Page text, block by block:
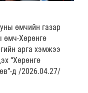
өмчийн газар
өмч-Хөрөнгө
арга хэмжээ
“Хөрөнгө
д /2026.04.27/